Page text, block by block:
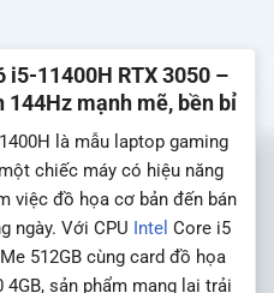
i5-11400H RTX 3050 –
mạnh mẽ, bền bỉ
là mẫu laptop gaming
chiếc máy có hiệu năng
việc đồ họa cơ bản đến bán
ngày. Với CPU Intel Core i5
512GB cùng card đồ họa
4GB, sản phẩm mang lại trải